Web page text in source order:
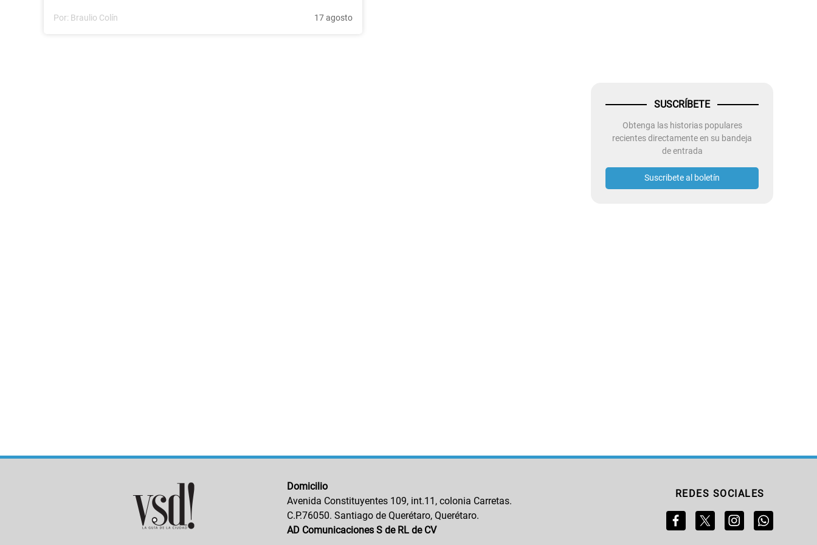
Por: Braulio Colín 17 agosto
SUSCRÍBETE
Obtenga las historias populares
recientes directamente en su bandeja
de entrada
Suscribete al boletín
Domicilio
Avenida Constituyentes 109, int.11, colonia Carretas.
C.P.76050. Santiago de Querétaro, Querétaro.
AD Comunicaciones S de RL de CV
REDES SOCIALES